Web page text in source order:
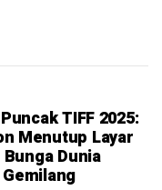
TIFF 2025:
Menutup Layar
Dunia